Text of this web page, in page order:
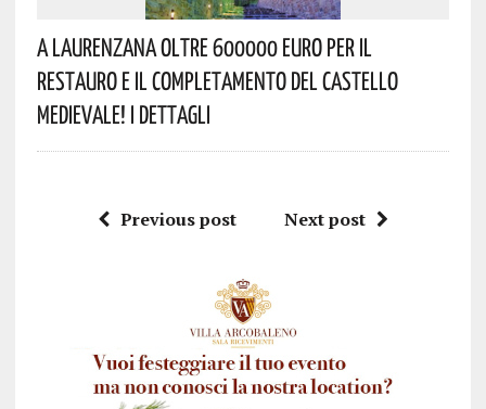
A Laurenzana Oltre 600000 Euro Per Il
Restauro E Il Completamento Del Castello
Medievale! I Dettagli
Previous post Next post